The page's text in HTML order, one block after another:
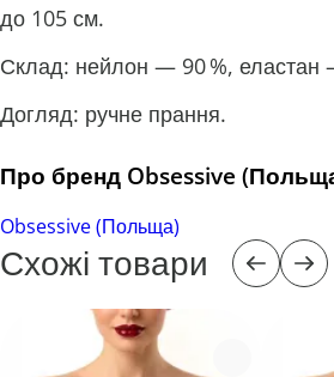
до 105 см.
Склад: нейлон — 90 %, еластан
Догляд: ручне прання.
Про бренд Obsessive
Obsessive (Польща)
Схожі товари